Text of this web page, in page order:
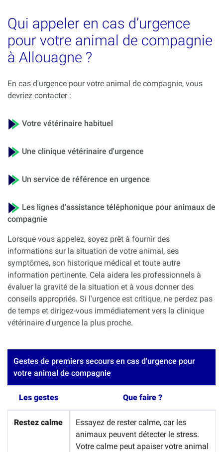
Qui appeler en cas d’urgence
pour votre animal de compagnie
à Allouagne ?
En cas d'urgence pour votre animal de compagnie, vous
devriez contacter :
Votre vétérinaire habituel
Une clinique vétérinaire d'urgence
Un service de référence en urgence
Les lignes d'assistance téléphonique pour animaux de
compagnie
Lorsque vous appelez, soyez prêt à fournir des
informations sur la situation de votre animal, ses
symptômes, son historique médical et toute autre
information pertinente. Cela aidera les professionnels à
évaluer la gravité de la situation et à vous donner des
conseils appropriés. Si l'urgence est critique, ne perdez pas
de temps et dirigez-vous immédiatement vers la clinique
vétérinaire d'urgence la plus proche.
Gestes de premiers secours en cas d'urgence pour
votre animal de compagnie
Les gestes Que faire ?
Restez calme
Essayez de rester calme, car les
animaux peuvent détecter le stress.
Votre calme peut apaiser votre animal